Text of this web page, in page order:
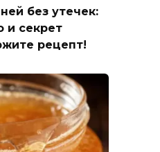
без утечек:
и секрет
рецепт!